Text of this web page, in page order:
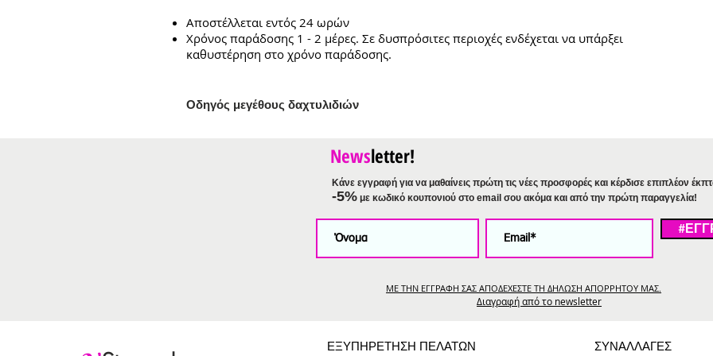
Αποστέλλεται εντός 24 ωρών
Χρόνος παράδοσης 1 - 2 μέρες. Σε δυσπρόσιτες περιοχές ενδέχεται να υπάρξει
καθυστέρηση στο χρόνο παράδοσης.
Οδηγός μεγέθους δαχτυλιδιών
Newsletter!
Κάνε εγγραφή για να μαθαίνεις πρώτη τις νέες προσφορές και κέρδισε επιπλέον
-5% με κωδικό κουπονιού στο email σου ακόμα και από την πρώτη παραγγελία!
ΜΕ ΤΗΝ ΕΓΓΡΑΦΗ ΣΑΣ ΑΠΟΔΕΧΕΣΤΕ ΤΗ ΔΗΛΩΣΗ ΑΠΟΡΡΗΤΟΥ ΜΑΣ.
Διαγραφή από το newsletter
ΕΞΥΠΗΡΕΤΗΣΗ ΠΕΛΑΤΩΝ ΣΥΝΑΛΛΑΓΕΣ